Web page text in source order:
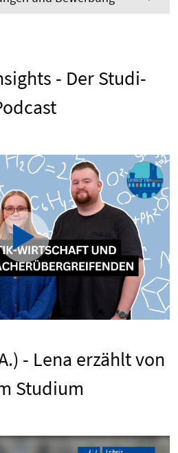
- Der Studi-
- Lena erzählt von
Studium